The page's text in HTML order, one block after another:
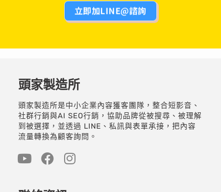
立即加LINE@諮詢
頭家製造所
頭家製造所是中小企業內容獲客團隊，整合短影音、
社群行銷與AI SEO行銷，協助品牌從被搜尋、被理解
到被選擇，並透過 LINE、私訊與表單承接，把內容
流量轉換為顧客詢問。